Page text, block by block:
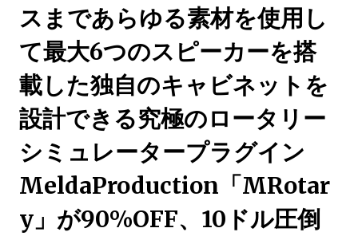
スまであらゆる素材を使用し
て最大6つのスピーカーを搭
載した独自のキャビネットを
設計できる究極のロータリー
シミュレータープラグイン
MeldaProduction「MRotar
y」が90%OFF、10ドル圧倒